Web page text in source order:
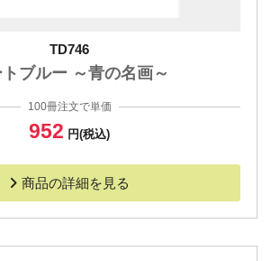
TD746
ブルー ～青の名画～
100冊注文で単価
952 円(税込)
商品の詳細を見る